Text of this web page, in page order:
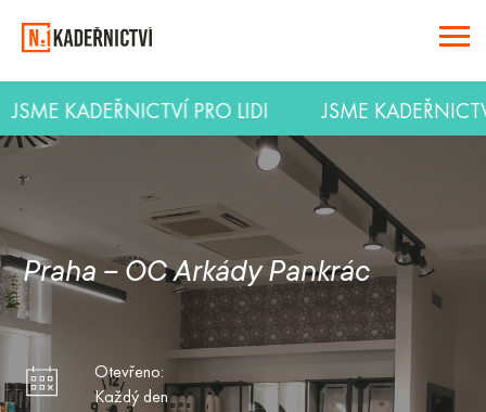
JSME KADEŘNICTVÍ PRO LIDI JSME
Praha – OC Arkády Pankrác
Otevřeno:
Každý den